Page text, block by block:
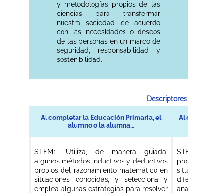
y metodologías propios de las
ciencias para transformar
nuestra sociedad de acuerdo
con las necesidades o deseos
de las personas en un marco de
seguridad, responsabilidad y
sostenibilidad.
Descriptores
Al completar la Educación Primaria, el
alumno o la alumna…
Al
STEM1. Utiliza, de manera guiada,
algunos métodos inductivos y deductivos
propios del razonamiento matemático en
situaciones conocidas, y selecciona y
emplea algunas estrategias para resolver
STEM1.
propios
diferentes